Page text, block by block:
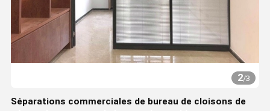
2/3
Séparations commerciales de bureau de cloisons de